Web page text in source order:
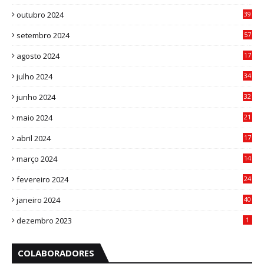
outubro 2024
39
setembro 2024
57
agosto 2024
17
julho 2024
34
junho 2024
32
maio 2024
21
abril 2024
17
março 2024
14
fevereiro 2024
24
janeiro 2024
40
dezembro 2023 1
COLABORADORES